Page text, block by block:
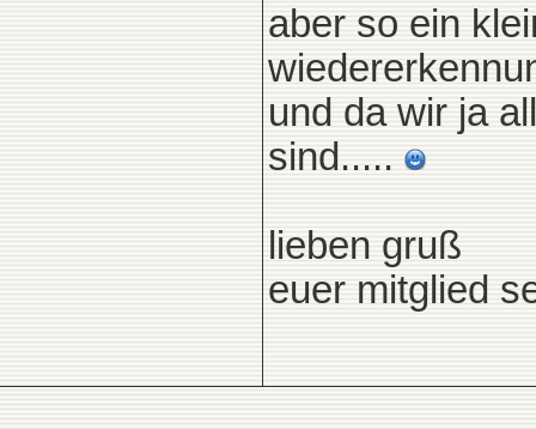
aber so ein
und da wir ja
sind.....
lieben gruß
euer mitglied